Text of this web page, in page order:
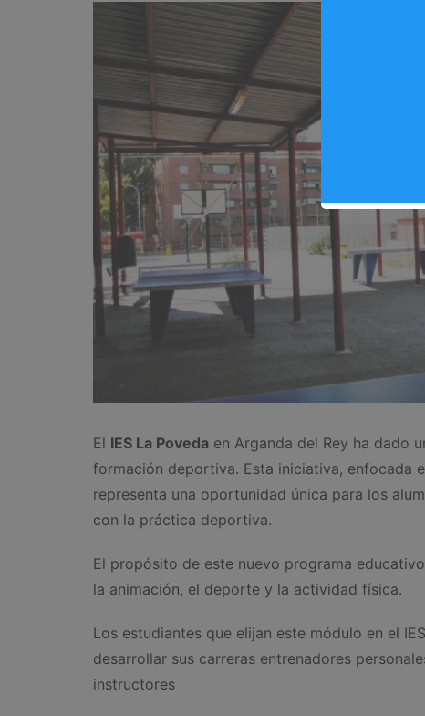
El IES La Poveda en Arganda del Rey ha dado
formación deportiva. Esta iniciativa, enfocada
representa una oportunidad única para los
con la práctica deportiva.
El propósito de este nuevo programa
la animación, el deporte y la actividad física.
Los estudiantes que elijan este módulo en el
desarrollar sus carreras entrenadores
instructores